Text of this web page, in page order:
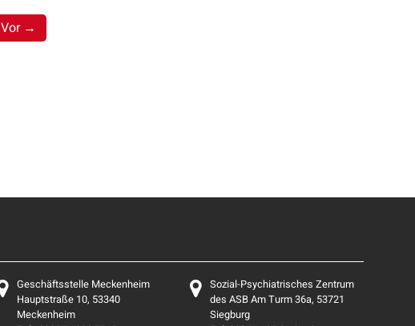
Vor →
Geschäftsstelle Meckenheim
Hauptstraße 10, 53340
Meckenheim
Sozial-Psychiatrisches Zentrum
des ASB Am Turm 36a, 53721
Siegburg